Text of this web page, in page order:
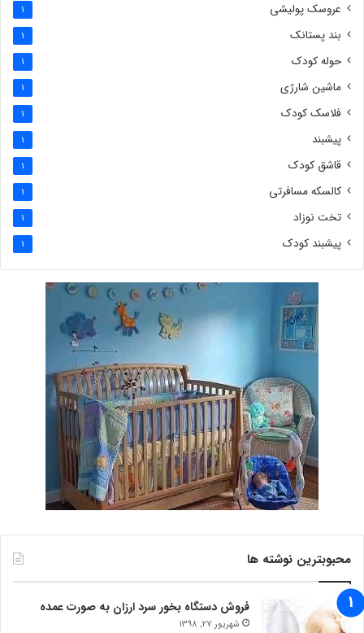
عروسک پولیشی 1
بند پستانک 1
حوله کودک 1
ماشین شارژی 1
فلاسک کودک 1
پیشبند 1
قاشق کودک 1
کالسکه مسافرتی 1
تخت نوزاد 1
پیشبند کودک 1
محبوبترین نوشته ها
فروش دستگاه بخور سرد ارزان به صورت عمده
شهریور 27, 1398